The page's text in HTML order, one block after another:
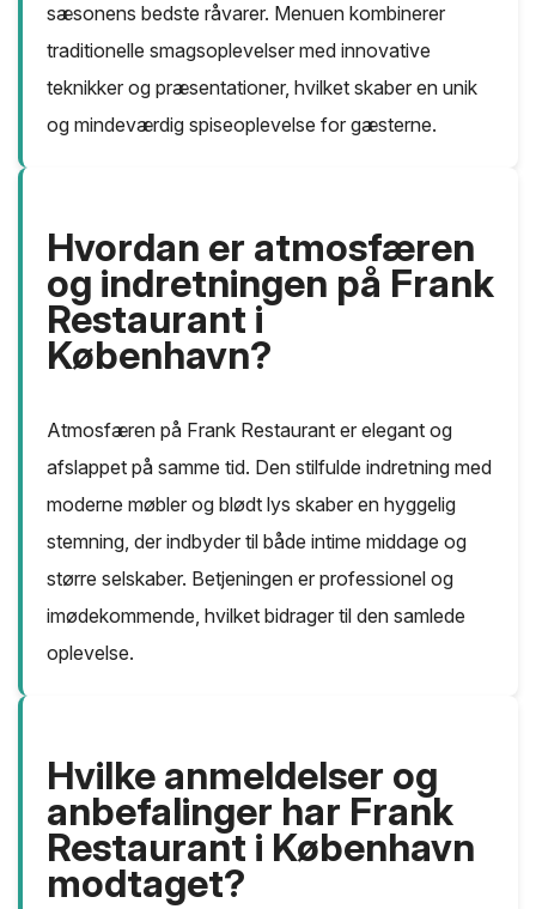
sæsonens bedste råvarer. Menuen kombinerer
traditionelle smagsoplevelser med innovative
teknikker og præsentationer, hvilket skaber en unik
og mindeværdig spiseoplevelse for gæsterne.
Hvordan er atmosfæren
og indretningen på Frank
Restaurant i
København?
Atmosfæren på Frank Restaurant er elegant og
afslappet på samme tid. Den stilfulde indretning med
moderne møbler og blødt lys skaber en hyggelig
stemning, der indbyder til både intime middage og
større selskaber. Betjeningen er professionel og
imødekommende, hvilket bidrager til den samlede
oplevelse.
Hvilke anmeldelser og
anbefalinger har Frank
Restaurant i København
modtaget?